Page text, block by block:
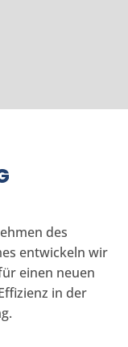
des
entwickeln wir
einen neuen
in der